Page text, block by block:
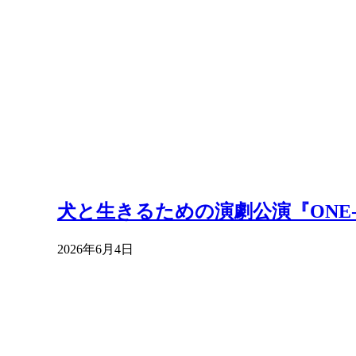
犬と生きるための演劇公演『
2026年6月4日